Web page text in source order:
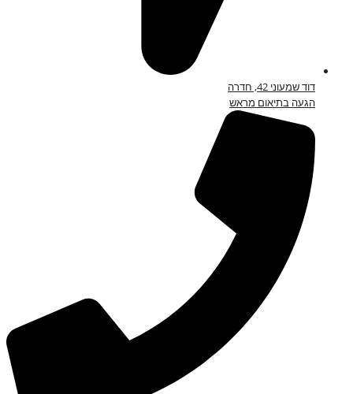
דוד שמעוני 42, חדרה
הגעה בתיאום מראש